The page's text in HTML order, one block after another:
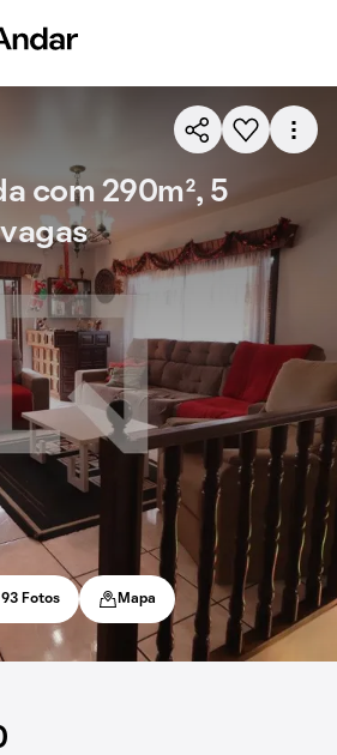
com 290m², 5
93 Fotos Mapa